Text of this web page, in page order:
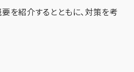
を紹介するとともに、対策を考